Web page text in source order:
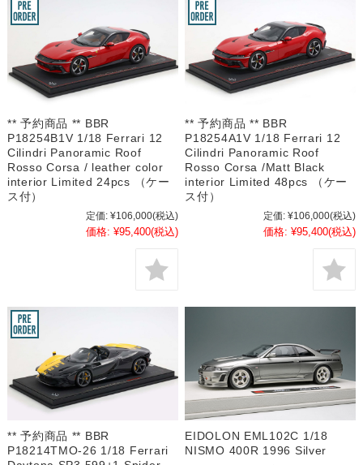
** 予約商品 ** BBR
P18254B1V 1/18 Ferrari 12
Cilindri Panoramic Roof
Rosso Corsa / leather color
interior Limited 24pcs （ケー
ス付）
定価: ¥106,000(税込)
価格: ¥95,400(税込)
** 予約商品 ** BBR
P18254A1V 1/18 Ferrari 12
Cilindri Panoramic Roof
Rosso Corsa /Matt Black
interior Limited 48pcs （ケー
ス付）
定価: ¥106,000(税込)
価格: ¥95,400(税込)
** 予約商品 ** BBR
P18214TMO-26 1/18 Ferrari
EIDOLON EML102C 1/18
NISMO 400R 1996 Silver